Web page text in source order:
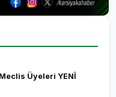
Üyeleri YENİ